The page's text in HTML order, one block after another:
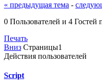
« предыдущая тема -
0 Пользователей и 4 Гостей
Печать
Вниз Страницы1
Действия пользователей
Script